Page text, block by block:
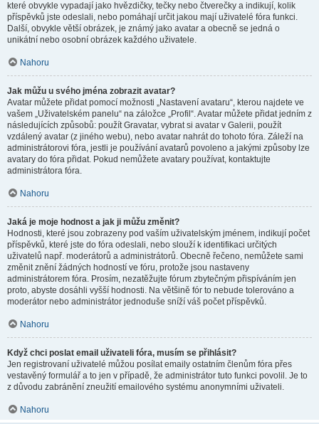
které obvykle vypadají jako hvězdičky, tečky nebo čtverečky a indikují, kolik
příspěvků jste odeslali, nebo pomáhají určit jakou mají uživatelé fóra funkci.
Další, obvykle větší obrázek, je známý jako avatar a obecně se jedná o
unikátní nebo osobní obrázek každého uživatele.
Nahoru
Jak můžu u svého jména zobrazit avatar?
Avatar můžete přidat pomocí možnosti „Nastavení avataru“, kterou najdete ve
vašem „Uživatelském panelu“ na záložce „Profil“. Avatar můžete přidat jedním z
následujících způsobů: použít Gravatar, vybrat si avatar v Galerii, použít
vzdálený avatar (z jiného webu), nebo avatar nahrát do tohoto fóra. Záleží na
administrátorovi fóra, jestli je používání avatarů povoleno a jakými způsoby lze
avatary do fóra přidat. Pokud nemůžete avatary používat, kontaktujte
administrátora fóra.
Nahoru
Jaká je moje hodnost a jak ji můžu změnit?
Hodnosti, které jsou zobrazeny pod vaším uživatelským jménem, indikují počet
příspěvků, které jste do fóra odeslali, nebo slouží k identifikaci určitých
uživatelů např. moderátorů a administrátorů. Obecně řečeno, nemůžete sami
změnit znění žádných hodností ve fóru, protože jsou nastaveny
administrátorem fóra. Prosím, nezatěžujte fórum zbytečným přispíváním jen
proto, abyste dosáhli vyšší hodnosti. Na většině fór to nebude tolerováno a
moderátor nebo administrátor jednoduše sníží váš počet příspěvků.
Nahoru
Když chci poslat email uživateli fóra, musím se přihlásit?
Jen registrovaní uživatelé můžou posílat emaily ostatním členům fóra přes
vestavěný formulář a to jen v případě, že administrátor tuto funkci povolil. Je to
z důvodu zabránění zneužití emailového systému anonymními uživateli.
Nahoru